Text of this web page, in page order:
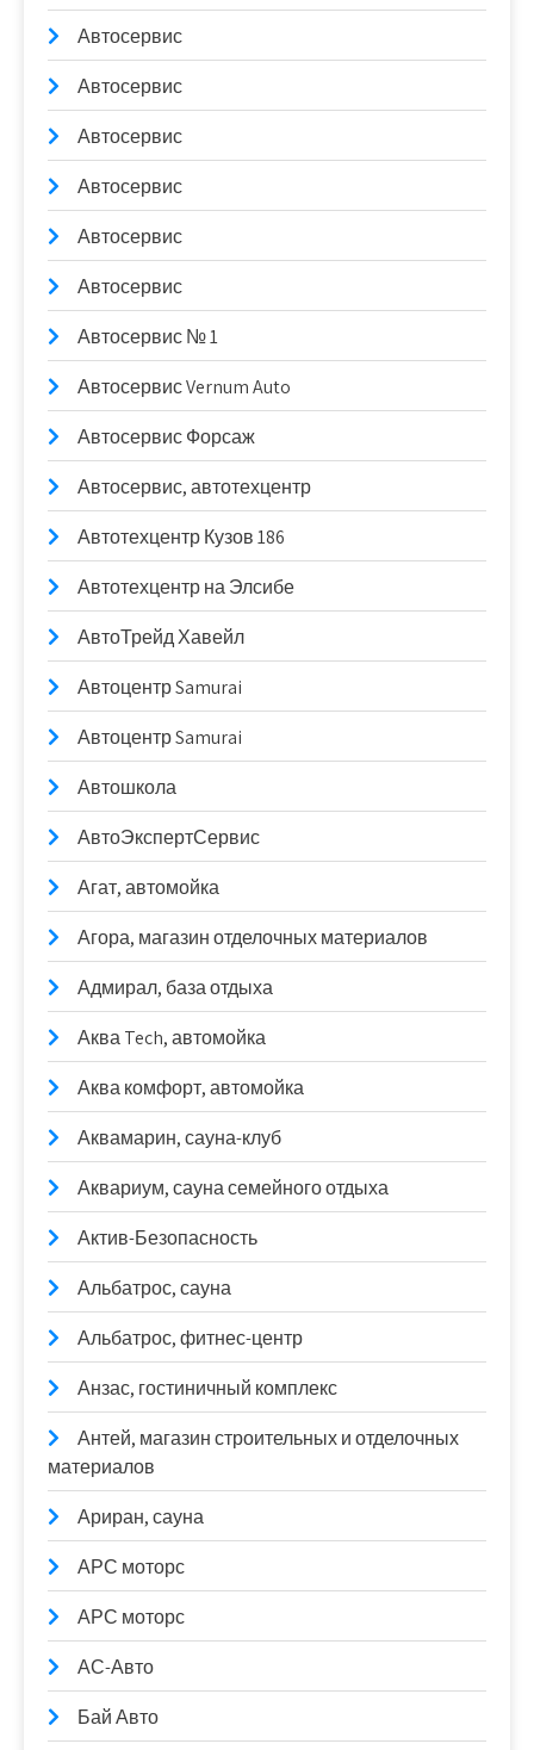
Автосервис
Автосервис
Автосервис
Автосервис
Автосервис
Автосервис
Автосервис № 1
Автосервис Vernum Auto
Автосервис Форсаж
Автосервис, автотехцентр
Автотехцентр Кузов 186
Автотехцентр на Элсибе
АвтоТрейд Хавейл
Автоцентр Samurai
Автоцентр Samurai
Автошкола
АвтоЭкспертСервис
Агат, автомойка
Агора, магазин отделочных материалов
Адмирал, база отдыха
Аква Tech, автомойка
Аква комфорт, автомойка
Аквамарин, сауна-клуб
Аквариум, сауна семейного отдыха
Актив-Безопасность
Альбатрос, сауна
Альбатрос, фитнес-центр
Анзас, гостиничный комплекс
Антей, магазин строительных и отделочных
материалов
Ариран, сауна
АРС моторс
АРС моторс
АС-Авто
Бай Авто